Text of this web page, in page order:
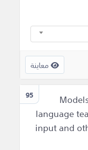
معاينة
95
language
input and